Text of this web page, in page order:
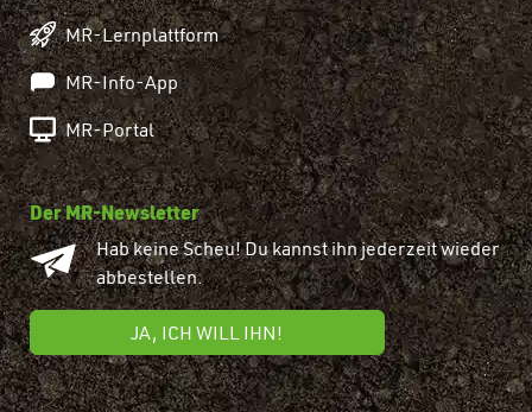
MR-Lernplattform
MR-Info-App
MR-Portal
Der MR-Newsletter
Hab keine Scheu! Du kannst ihn jederzeit wieder
abbestellen.
JA, ICH WILL IHN!